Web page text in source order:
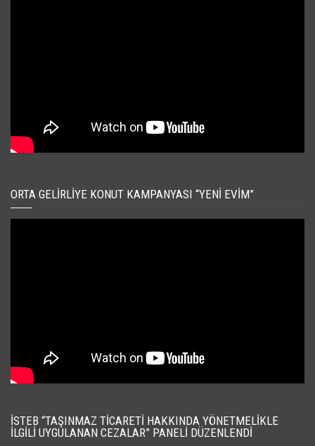
ORTA GELIRLIYE KONUT KAMPANYASI “YENI EVIM”
İSTEB “TAŞINMAZ TICARETI HAKKINDA YÖNETMELIKLE
İLGILI UYGULANAN CEZALAR” PANELI DÜZENLENDI